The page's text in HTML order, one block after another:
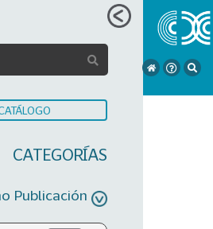
CATEGORÍAS
Publicación